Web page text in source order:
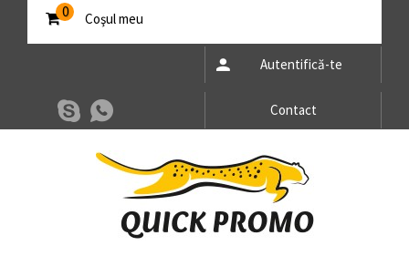
Coşul meu
0
Autentifică-te
Contact